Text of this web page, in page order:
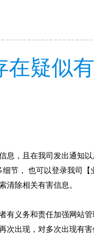
在疑似
息，且在我司发出通知
细节， 也可以登录我司
清除相关有害信息。
有义务和责任加强网站
次出现，对多次出现有